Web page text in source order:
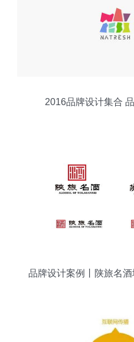
2016品牌设计集合
品牌设计案例丨陕旅名